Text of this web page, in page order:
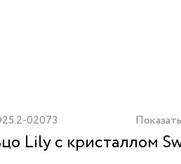
02073
Lily с кристаллом